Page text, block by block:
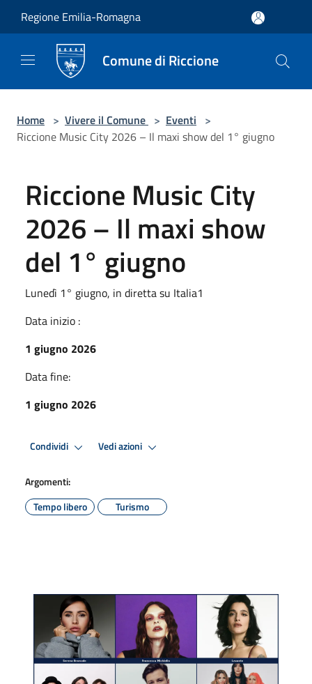
Regione Emilia-Romagna
Comune di Riccione
Home > Vivere il Comune > Eventi >
Riccione Music City 2026 – Il maxi show del 1° giugno
Riccione Music City
2026 – Il maxi show
del 1° giugno
Lunedì 1° giugno, in diretta su Italia1
Data inizio :
1 giugno 2026
Data fine:
1 giugno 2026
Condividi Vedi azioni
Argomenti:
Tempo libero
Turismo